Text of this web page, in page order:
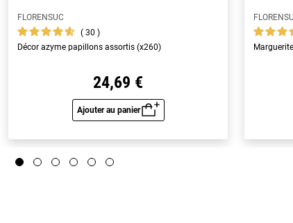
FLORENSUC
30
Décor azyme papillons assortis (x260)
24,69 €
Ajouter au panier
Aperçu rapide